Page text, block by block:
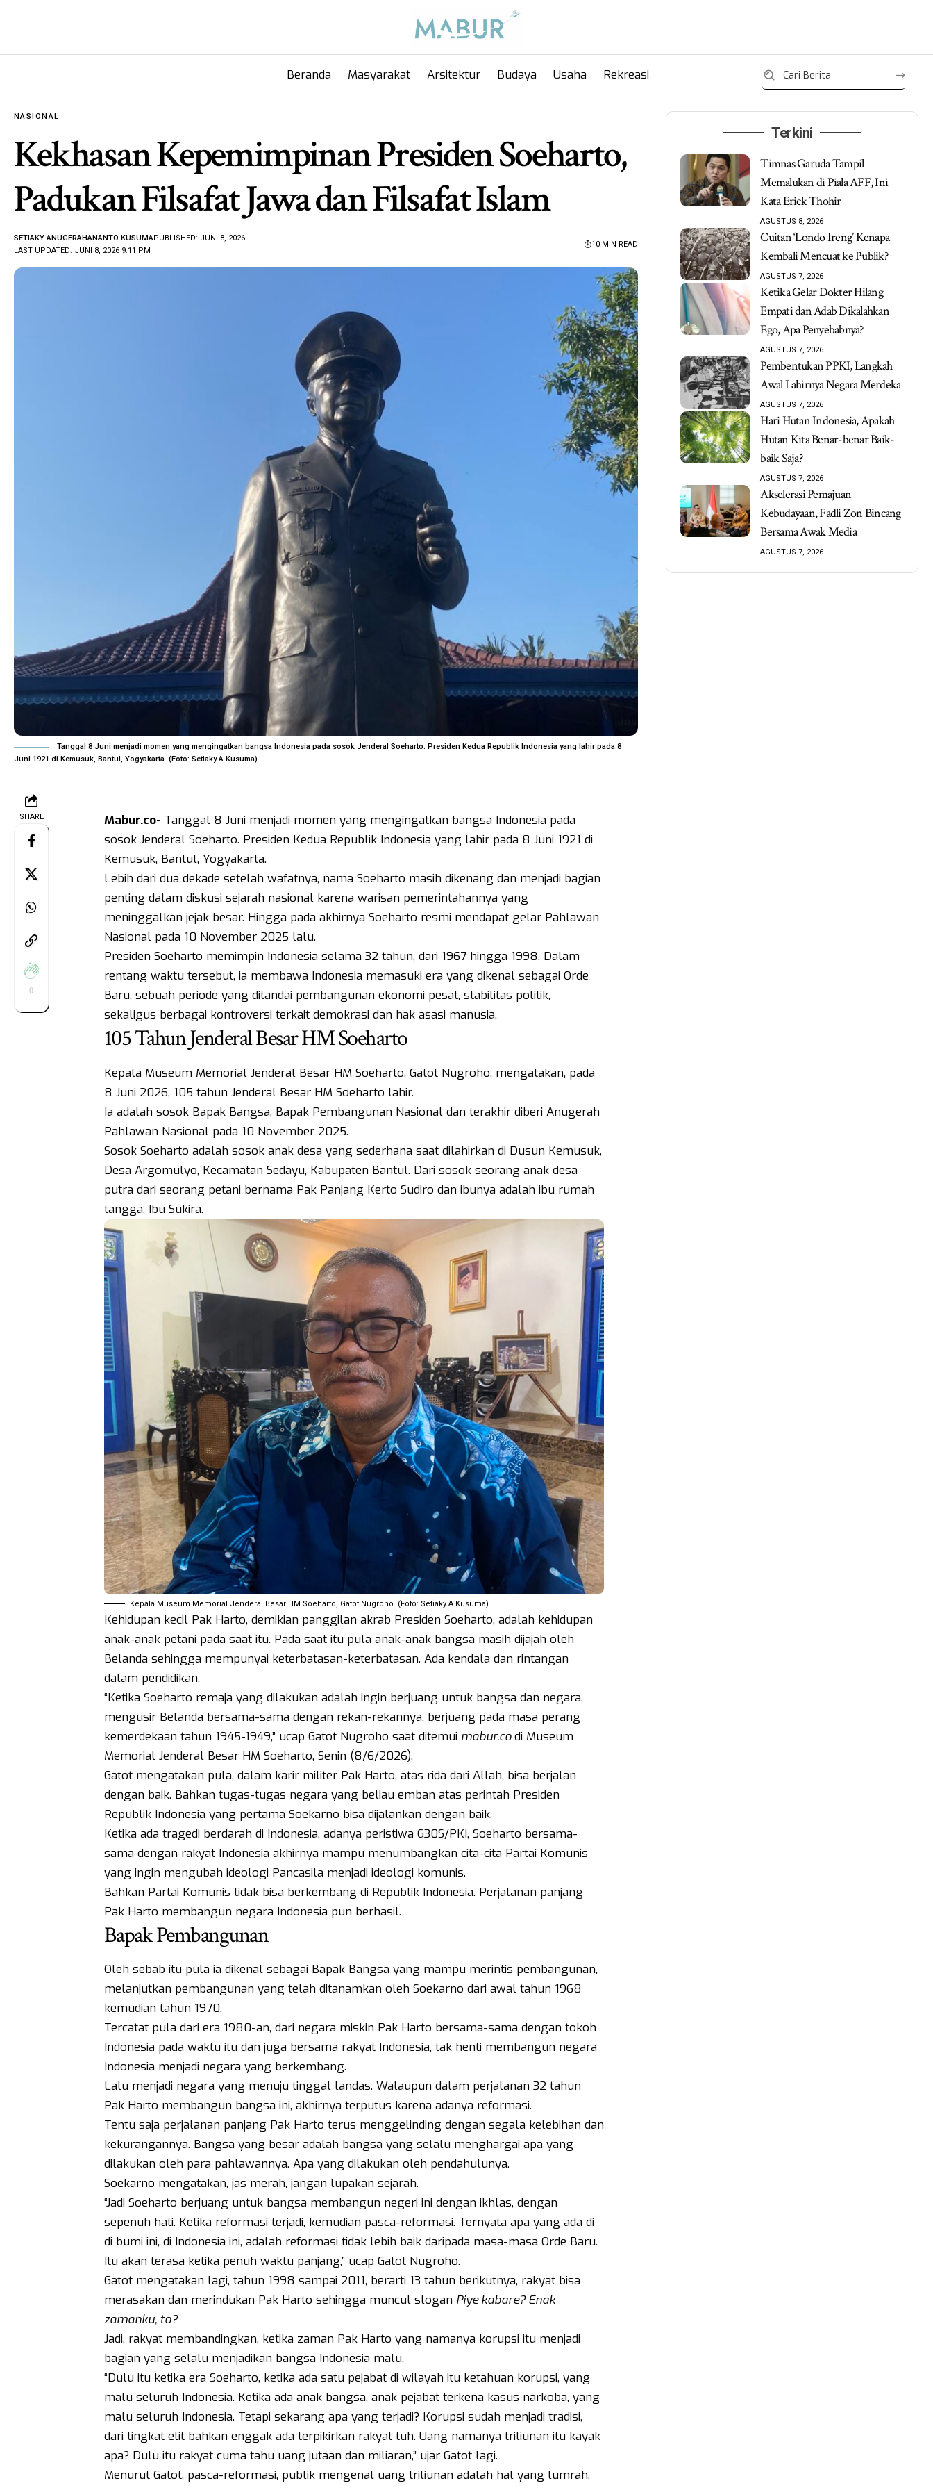
Beranda Masyarakat Arsitektur Budaya Usaha Rekreasi
NASIONAL
Kekhasan Kepemimpinan Presiden Soeharto,
Padukan Filsafat Jawa dan Filsafat Islam
LAST UPDATED: JUNI 8, 2026 9:11 PM
SETIAKY ANUGERAHANANTO KUSUMAPUBLISHED: JUNI 8, 2026
10 MIN READ
Tanggal 8 Juni menjadi momen yang mengingatkan bangsa Indonesia pada sosok Jenderal Soeharto. Presiden Kedua Republik Indonesia yang lahir pada 8
Juni 1921 di Kemusuk, Bantul, Yogyakarta. (Foto: Setiaky A Kusuma)
SHARE
0
Mabur.co- Tanggal 8 Juni menjadi momen yang mengingatkan bangsa Indonesia pada
sosok Jenderal Soeharto. Presiden Kedua Republik Indonesia yang lahir pada 8 Juni 1921 di
Kemusuk, Bantul, Yogyakarta.
Lebih dari dua dekade setelah wafatnya, nama Soeharto masih dikenang dan menjadi bagian
penting dalam diskusi sejarah nasional karena warisan pemerintahannya yang
meninggalkan jejak besar. Hingga pada akhirnya Soeharto resmi mendapat gelar Pahlawan
Nasional pada 10 November 2025 lalu.
Presiden Soeharto memimpin Indonesia selama 32 tahun, dari 1967 hingga 1998. Dalam
rentang waktu tersebut, ia membawa Indonesia memasuki era yang dikenal sebagai Orde
Baru, sebuah periode yang ditandai pembangunan ekonomi pesat, stabilitas politik,
sekaligus berbagai kontroversi terkait demokrasi dan hak asasi manusia.
105 Tahun Jenderal Besar HM Soeharto
Kepala Museum Memorial Jenderal Besar HM Soeharto, Gatot Nugroho, mengatakan, pada
8 Juni 2026, 105 tahun Jenderal Besar HM Soeharto lahir.
Ia adalah sosok Bapak Bangsa, Bapak Pembangunan Nasional dan terakhir diberi Anugerah
Pahlawan Nasional pada 10 November 2025.
Sosok Soeharto adalah sosok anak desa yang sederhana saat dilahirkan di Dusun Kemusuk,
Desa Argomulyo, Kecamatan Sedayu, Kabupaten Bantul. Dari sosok seorang anak desa
putra dari seorang petani bernama Pak Panjang Kerto Sudiro dan ibunya adalah ibu rumah
tangga, Ibu Sukira.
Kepala Museum Memorial Jenderal Besar HM Soeharto, Gatot Nugroho. (Foto: Setiaky A Kusuma)
Kehidupan kecil Pak Harto, demikian panggilan akrab Presiden Soeharto, adalah kehidupan
anak-anak petani pada saat itu. Pada saat itu pula anak-anak bangsa masih dijajah oleh
Belanda sehingga mempunyai keterbatasan-keterbatasan. Ada kendala dan rintangan
dalam pendidikan.
“Ketika Soeharto remaja yang dilakukan adalah ingin berjuang untuk bangsa dan negara,
mengusir Belanda bersama-sama dengan rekan-rekannya, berjuang pada masa perang
kemerdekaan tahun 1945-1949,” ucap Gatot Nugroho saat ditemui mabur.codi Museum
Memorial Jenderal Besar HM Soeharto, Senin (8/6/2026).
Gatot mengatakan pula, dalam karir militer Pak Harto, atas rida dari Allah, bisa berjalan
dengan baik. Bahkan tugas-tugas negara yang beliau emban atas perintah Presiden
Republik Indonesia yang pertama Soekarno bisa dijalankan dengan baik.
Ketika ada tragedi berdarah di Indonesia, adanya peristiwa G30S/PKI, Soeharto bersama-
sama dengan rakyat Indonesia akhirnya mampu menumbangkan cita-cita Partai Komunis
yang ingin mengubah ideologi Pancasila menjadi ideologi komunis.
Bahkan Partai Komunis tidak bisa berkembang di Republik Indonesia. Perjalanan panjang
Pak Harto membangun negara Indonesia pun berhasil.
Bapak Pembangunan
Oleh sebab itu pula ia dikenal sebagai Bapak Bangsa yang mampu merintis pembangunan,
melanjutkan pembangunan yang telah ditanamkan oleh Soekarno dari awal tahun 1968
kemudian tahun 1970.
Tercatat pula dari era 1980-an, dari negara miskin Pak Harto bersama-sama dengan tokoh
Indonesia pada waktu itu dan juga bersama rakyat Indonesia, tak henti membangun negara
Indonesia menjadi negara yang berkembang.
Lalu menjadi negara yang menuju tinggal landas. Walaupun dalam perjalanan 32 tahun
Pak Harto membangun bangsa ini, akhirnya terputus karena adanya reformasi.
Tentu saja perjalanan panjang Pak Harto terus menggelinding dengan segala kelebihan dan
kekurangannya. Bangsa yang besar adalah bangsa yang selalu menghargai apa yang
dilakukan oleh para pahlawannya. Apa yang dilakukan oleh pendahulunya.
Soekarno mengatakan, jas merah, jangan lupakan sejarah.
“Jadi Soeharto berjuang untuk bangsa membangun negeri ini dengan ikhlas, dengan
sepenuh hati. Ketika reformasi terjadi, kemudian pasca-reformasi. Ternyata apa yang ada di
di bumi ini, di Indonesia ini, adalah reformasi tidak lebih baik daripada masa-masa Orde Baru.
Itu akan terasa ketika penuh waktu panjang,” ucap Gatot Nugroho.
Gatot mengatakan lagi, tahun 1998 sampai 2011, berarti 13 tahun berikutnya, rakyat bisa
merasakan dan merindukan Pak Harto sehingga muncul slogan Piye kabare? Enak
zamanku, to?
Jadi, rakyat membandingkan, ketika zaman Pak Harto yang namanya korupsi itu menjadi
bagian yang selalu menjadikan bangsa Indonesia malu.
“Dulu itu ketika era Soeharto, ketika ada satu pejabat di wilayah itu ketahuan korupsi, yang
malu seluruh Indonesia. Ketika ada anak bangsa, anak pejabat terkena kasus narkoba, yang
malu seluruh Indonesia. Tetapi sekarang apa yang terjadi? Korupsi sudah menjadi tradisi,
dari tingkat elit bahkan enggak ada terpikirkan rakyat tuh. Uang namanya triliunan itu kayak
apa? Dulu itu rakyat cuma tahu uang jutaan dan miliaran,” ujar Gatot lagi.
Menurut Gatot, pasca-reformasi, publik mengenal uang triliunan adalah hal yang lumrah.
Terkini
Timnas Garuda Tampil
Memalukan di Piala AFF, Ini
Kata Erick Thohir
AGUSTUS 8, 2026
Cuitan ‘Londo Ireng’ Kenapa
Kembali Mencuat ke Publik?
AGUSTUS 7, 2026
Ketika Gelar Dokter Hilang
Empati dan Adab Dikalahkan
Ego, Apa Penyebabnya?
AGUSTUS 7, 2026
Pembentukan PPKI, Langkah
Awal Lahirnya Negara Merdeka
AGUSTUS 7, 2026
Hari Hutan Indonesia, Apakah
Hutan Kita Benar-benar Baik-
baik Saja?
AGUSTUS 7, 2026
Akselerasi Pemajuan
Kebudayaan, Fadli Zon Bincang
Bersama Awak Media
AGUSTUS 7, 2026